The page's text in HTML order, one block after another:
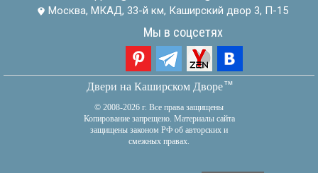
Москва, МКАД, 33-й км, Каширский двор 3, П-15
Мы в соцсетях
Двери на Каширском Дворетм
© 2008-2026 г. Все права защищены
Копирование запрещено. Материалы сайта
защищены законом РФ об авторских и
смежных правах.